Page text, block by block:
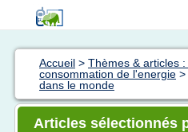
Accueil > Thèmes & articles
consommation de l'energie >
dans le monde
Articles sélectionnés